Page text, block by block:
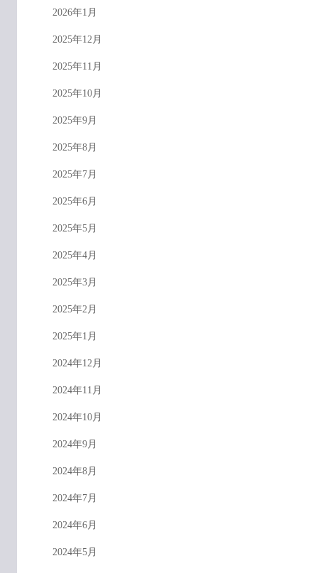
2026年1月
2025年12月
2025年11月
2025年10月
2025年9月
2025年8月
2025年7月
2025年6月
2025年5月
2025年4月
2025年3月
2025年2月
2025年1月
2024年12月
2024年11月
2024年10月
2024年9月
2024年8月
2024年7月
2024年6月
2024年5月